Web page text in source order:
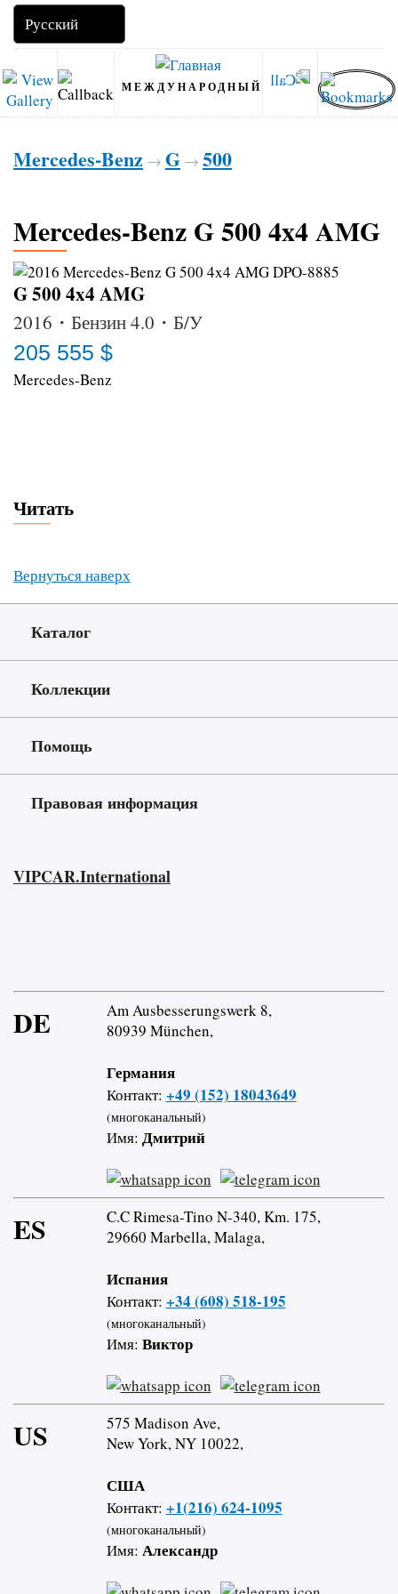
МЕЖДУНАРОДНЫЙ
Mercedes-Benz → G → 500
Mercedes-Benz G 500 4x4 AMG
G 500 4x4 AMG
2016・Бензин 4.0・Б/У
205 555 $
Mercedes-Benz
Читать
Вернуться наверх
Каталог
Коллекции
Помощь
Правовая информация
VIPCAR.International
DE
Am Ausbesserungswerk 8,
80939 München,
Германия
Контакт: +49 (152) 18043649
(многоканальный)
Имя: Дмитрий
ES
C.C Rimesa-Tino N-340, Km. 175,
29660 Marbella, Malaga,
Испания
Контакт: +34 (608) 518-195
(многоканальный)
Имя: Виктор
US
575 Madison Ave,
New York, NY 10022,
США
Контакт: +1(216) 624-1095
(многоканальный)
Имя: Александр